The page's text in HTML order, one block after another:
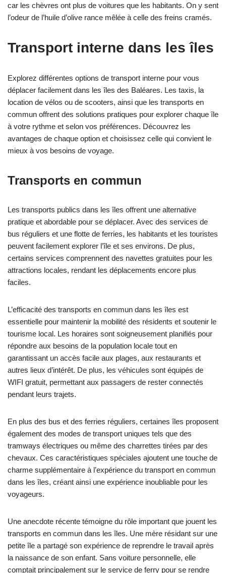
car les chèvres ont plus de voitures que les habitants. On y sent
l’odeur de l’huile d’olive rance mêlée à celle des freins cramés.
Transport interne dans les îles
Explorez différentes options de transport interne pour vous
déplacer facilement dans les îles des Baléares. Les taxis, la
location de vélos ou de scooters, ainsi que les transports en
commun offrent des solutions pratiques pour explorer chaque île
à votre rythme et selon vos préférences. Découvrez les
avantages de chaque option et choisissez celle qui convient le
mieux à vos besoins de voyage.
Transports en commun
Les transports publics dans les îles offrent une alternative
pratique et abordable pour se déplacer. Avec des services de
bus réguliers et une flotte de ferries, les habitants et les touristes
peuvent facilement explorer l’île et ses environs. De plus,
certains services comprennent des navettes gratuites pour les
attractions locales, rendant les déplacements encore plus
faciles.
L’efficacité des transports en commun dans les îles est
essentielle pour maintenir la mobilité des résidents et soutenir le
tourisme local. Les horaires sont soigneusement planifiés pour
répondre aux besoins de la population locale tout en
garantissant un accès facile aux plages, aux restaurants et
autres lieux d’intérêt. De plus, les véhicules sont équipés de
WIFI gratuit, permettant aux passagers de rester connectés
pendant leurs trajets.
En plus des bus et des ferries réguliers, certaines îles proposent
également des modes de transport uniques tels que des
tramways électriques ou même des charrettes tirées par des
chevaux. Ces caractéristiques spéciales ajoutent une touche de
charme supplémentaire à l’expérience du transport en commun
dans les îles, créant ainsi une expérience inoubliable pour les
voyageurs.
Une anecdote récente témoigne du rôle important que jouent les
transports en commun dans les îles. Une mère résidant sur une
petite île a partagé son expérience de reprendre le travail après
la naissance de son enfant. Sans voiture personnelle, elle
comptait principalement sur le service de ferry pour se rendre